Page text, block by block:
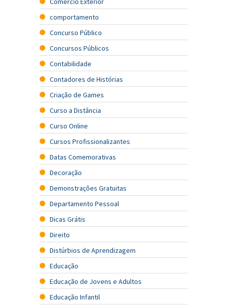
comportamento
Concurso Público
Concursos Públicos
Contabilidade
Contadores de Histórias
Criação de Games
Curso a Distância
Curso Online
Cursos Profissionalizantes
Datas Comemorativas
Decoração
Demonstrações Gratuitas
Departamento Pessoal
Dicas Grátis
Direito
Distúrbios de Aprendizagem
Educação
Educação de Jovens e Adultos
Educação Infantil